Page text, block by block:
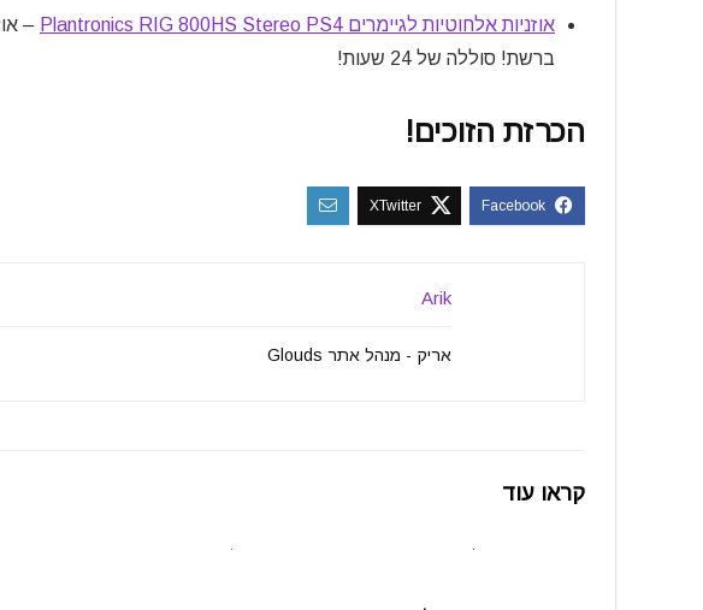
אוזניות אלחוטיות לגיימרים Plantronics RIG 800HS Stereo PS4
–
ברשת! סוללה של 24 שעות!
הכרזת הזוכים!
Arik
אריק - מנהל אתר Glouds
קראו עוד